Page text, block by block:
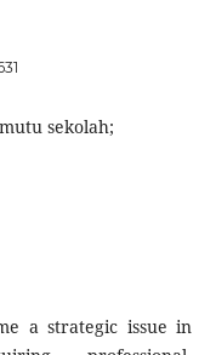
sekolah;
a strategic issue in